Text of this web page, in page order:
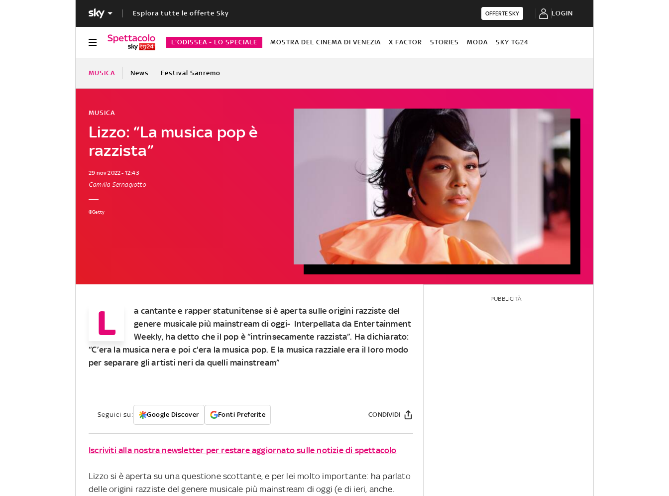
Esplora tutte le offerte Sky OFFERTE SKY LOGIN
L'ODISSEA - LO SPECIALE MOSTRA DEL CINEMA DI VENEZIA X FACTOR STORIES MODA SKY TG24
MUSICA News Festival Sanremo
Lizzo: “La musica pop è
razzista”
MUSICA
29 nov 2022 - 12:43
Camilla Sernagiotto
©Getty
L
a cantante e rapper statunitense si è aperta sulle origini razziste del
genere musicale più mainstream di oggi- Interpellata da Entertainment
Weekly, ha detto che il pop è “intrinsecamente razzista”. Ha dichiarato:
“C’era la musica nera e poi c'era la musica pop. E la musica razziale era il loro modo
per separare gli artisti neri da quelli mainstream”
Seguici su: Google Discover Fonti Preferite CONDIVIDI
Iscriviti alla nostra newsletter per restare aggiornato sulle notizie di spettacolo
Lizzo si è aperta su una questione scottante, e per lei molto importante: ha parlato
delle origini razziste del genere musicale più mainstream di oggi (e di ieri, anche.
PUBBLICITÀ